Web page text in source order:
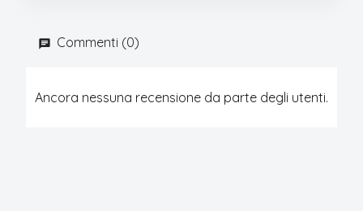
Commenti (0)
Ancora nessuna recensione da parte degli utenti.